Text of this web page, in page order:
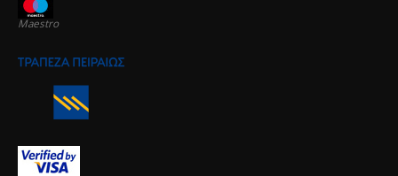
Maestro